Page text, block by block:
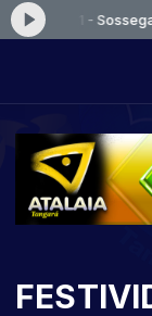
1 - Sossega